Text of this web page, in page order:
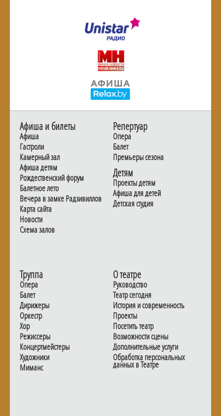
Афиша и билеты
Афиша
Гастроли
Камерный зал
Афиша детям
Рождественский форум
Балетное лето
Вечера в замке Радзивиллов
Карта сайта
Новости
Схема залов
Репертуар
Опера
Балет
Премьеры сезона
Детям
Проекты детям
Афиша для детей
Детская студия
Труппа
Опера
Балет
Дирижеры
Оркестр
Хор
Режиссеры
Концертмейстеры
Художники
Миманс
О театре
Руководство
Театр сегодня
История и современность
Проекты
Посетить театр
Возможности сцены
Дополнительные услуги
Обработка персональных
данных в Театре